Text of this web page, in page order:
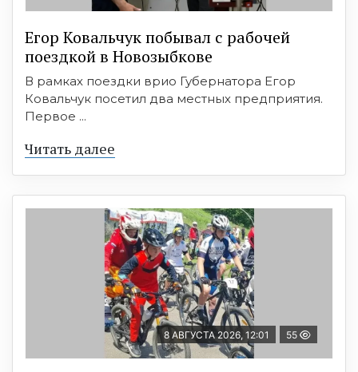
Егор Ковальчук побывал с рабочей
поездкой в Новозыбкове
В рамках поездки врио Губернатора Егор
Ковальчук посетил два местных предприятия.
Первое ...
Читать далее
8 АВГУСТА 2026, 12:01 55